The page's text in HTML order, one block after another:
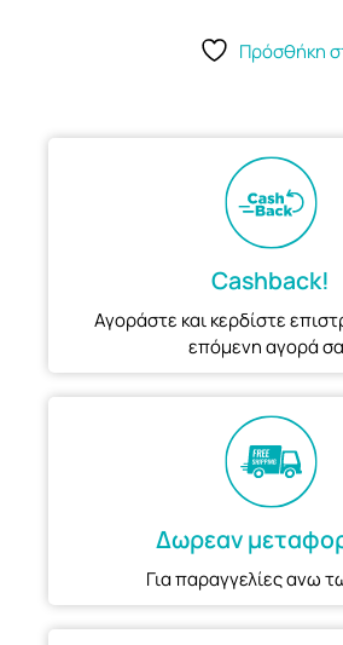
Πρόσθήκη
Cashback!
Αγοράστε και κερδίστε
επόμενη αγορά
Δωρεαν
Για παραγγελίες ανω